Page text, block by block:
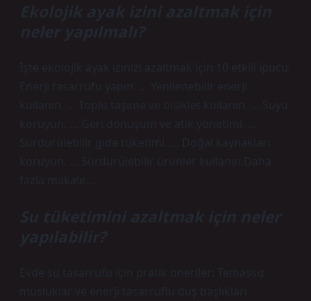
Ekolojik ayak izini azaltmak için
neler yapılmalı?
İşte ekolojik ayak izinizi azaltmak için 10 etkili ipucu:
Enerji tasarrufu yapın. … Yenilenebilir enerji
kullanın. … Toplu taşıma ve bisiklet kullanın. … Suyu
koruyun. … Geri dönüşüm ve atık yönetimi. …
Sürdürülebilir gıda tüketimi. … Doğal kaynakları
koruyun. … Sürdürülebilir ürünler kullanın.Daha
fazla makale…
Su tüketimini azaltmak için neler
yapılabilir?
Evde su tasarrufu için pratik öneriler: Temassız
musluklar ve enerji tasarruflu duş başlıkları